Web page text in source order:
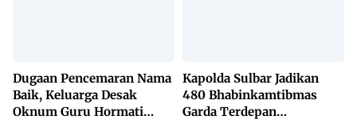
Dugaan Pencemaran Nama
Baik, Keluarga Desak
Oknum Guru Hormati
Kapolda Sulbar Jadikan
480 Bhabinkamtibmas
Garda Terdepan